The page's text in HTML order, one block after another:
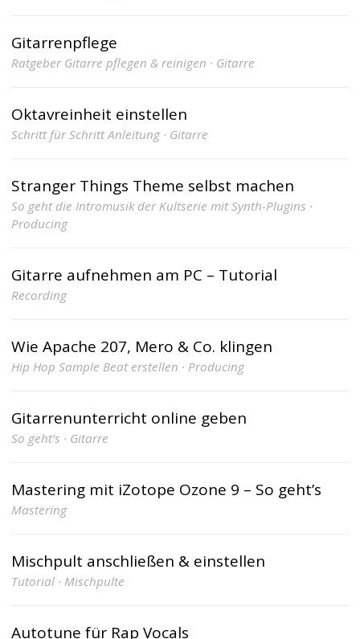
Gitarrenpflege
Ratgeber Gitarre pflegen & reinigen · Gitarre
Oktavreinheit einstellen
Schritt für Schritt Anleitung · Gitarre
Stranger Things Theme selbst machen
So geht die Intromusik der Kultserie mit Synth-Plugins ·
Producing
Gitarre aufnehmen am PC – Tutorial
Recording
Wie Apache 207, Mero & Co. klingen
Hip Hop Sample Beat erstellen · Producing
Gitarrenunterricht online geben
So geht’s · Gitarre
Mastering mit iZotope Ozone 9 – So geht’s
Mastering
Mischpult anschließen & einstellen
Tutorial · Mischpulte
Autotune für Rap Vocals